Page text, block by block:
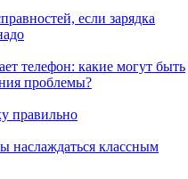
если зарядка
телефон: какие могут быть
проблемы?
правильно
наслаждаться классным